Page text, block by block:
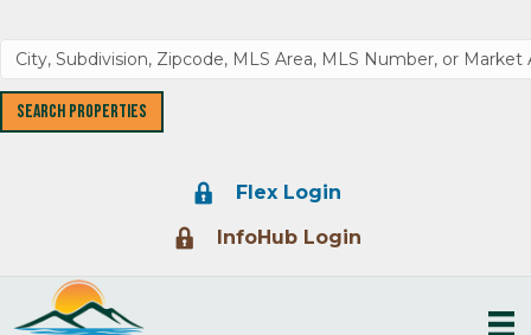
Lock IconFlex Login
Lock IconInfoHub Login